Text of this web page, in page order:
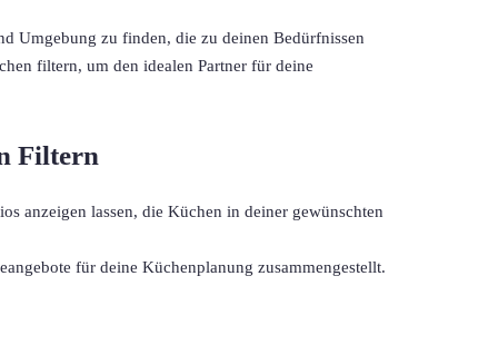
Umgebung zu finden, die zu deinen Bedürfnissen
filtern, um den idealen Partner für deine
Filtern
anzeigen lassen, die Küchen in deiner gewünschten
für deine Küchenplanung zusammengestellt.